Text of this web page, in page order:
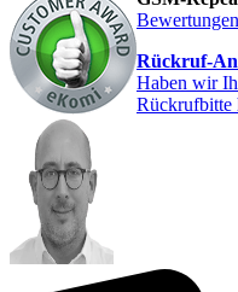
Rückruf-
Haben wir
Rückrufbitte